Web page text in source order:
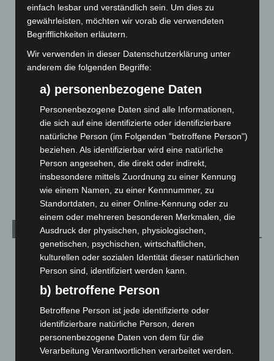
Brand im „Haus der Begegnung“ in Neuwarmbüchen schnell
eingedämmt
6. August 2026
Region Hannover: 21 neue Notfallsanitäter starten beim
5. August 2026
Mann läuft mit Hockeyschläger über A7 – Polizei sucht
Zeugen
5. August 2026
Celle: Mensch stirbt bei Bagger-Unfall auf Baustelle
5. August 2026
Kategorien
Blaulicht
2.799
Corona-News
Hannover und Region
Langenhagen und Ortsteile
Leserbriefe
Menschen
einfach lesbar und verständlich sein. Um dies zu
gewährleisten, möchten wir vorab die verwendeten
Begrifflichkeiten erläutern.
Wir verwenden in dieser Datenschutzerklärung unter
anderem die folgenden Begriffe:
a) personenbezogene Daten
Personenbezogene Daten sind alle Informationen,
die sich auf eine identifizierte oder identifizierbare
natürliche Person (im Folgenden "betroffene Person")
beziehen. Als identifizierbar wird eine natürliche
Person angesehen, die direkt oder indirekt,
insbesondere mittels Zuordnung zu einer Kennung
wie einem Namen, zu einer Kennnummer, zu
Standortdaten, zu einer Online-Kennung oder zu
einem oder mehreren besonderen Merkmalen, die
Ausdruck der physischen, physiologischen,
genetischen, psychischen, wirtschaftlichen,
kulturellen oder sozialen Identität dieser natürlichen
Person sind, identifiziert werden kann.
b) betroffene Person
Betroffene Person ist jede identifizierte oder
identifizierbare natürliche Person, deren
personenbezogene Daten von dem für die
Verarbeitung Verantwortlichen verarbeitet werden.